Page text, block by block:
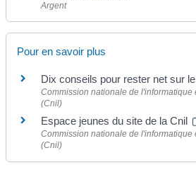
Argent
Pour en savoir plus
Dix conseils pour rester net sur
Commission nationale de l'informatique
(Cnil)
Espace jeunes du site de la Cnil
Commission nationale de l'informatique
(Cnil)